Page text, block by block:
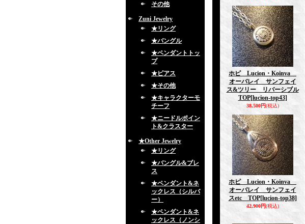
その他
Zuni Jewelry
★リング
★バングル
★ペンダントトッ
プ
★ピアス
★その他
★キャラクターモ
チーフ
★ニードルポイン
ト&クラスター
★Other Jewelry
★リング
★バングル&ブレ
ス
★ペンダント&ネ
ックレス（シルバ
ー）
★ペンダント&ネ
ックレス（ノンシ
ホピ Lucion・Koinva
オーバレイ サンフェイ
ス&ツリー リバーシブル
TOP[lucion-top43]
38,500円(税込)
ホピ Lucion・Koinva
オーバレイ サンフェイ
スetc TOP[lucion-top38]
42,900円(税込)